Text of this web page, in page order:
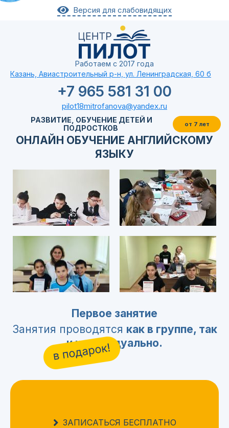
Версия для слабовидящих
Работаем с 2017 года
Казань, Авиастроительный р-н, ул. Ленинградская, 60 б
+7 965 581 31 00
pilot18mitrofanova@yandex.ru
РАЗВИТИЕ, ОБУЧЕНИЕ ДЕТЕЙ И
ПОДРОСТКОВ
от 7 лет
ОНЛАЙН ОБУЧЕНИЕ АНГЛИЙСКОМУ
ЯЗЫКУ
Первое занятие
Занятия проводятся как в группе, так
и индивидуально.
ЗАПИСАТЬСЯ БЕСПЛАТНО